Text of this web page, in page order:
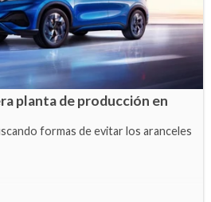
planta de producción en
formas de evitar los aranceles